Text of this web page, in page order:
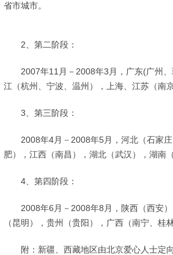
省市城市。
2、第二阶段：
2007年11月－2008年3月，广东(广州、
江（杭州、宁波、温州），上海、江苏（南
3、第三阶段：
2008年4月－2008年5月，河北（石家庄
肥），江西（南昌），湖北（武汉），湖南
4、第四阶段：
2008年6月－2008年8月，陕西（西安）
（昆明），贵州（贵阳），广西（南宁、桂
附：新疆、西藏地区由北京爱心人士定向